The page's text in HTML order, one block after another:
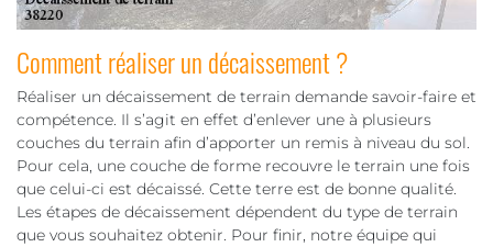
Comment réaliser un décaissement ?
Réaliser un décaissement de terrain demande savoir-faire et
compétence. Il s’agit en effet d’enlever une à plusieurs
couches du terrain afin d’apporter un remis à niveau du sol.
Pour cela, une couche de forme recouvre le terrain une fois
que celui-ci est décaissé. Cette terre est de bonne qualité.
Les étapes de décaissement dépendent du type de terrain
que vous souhaitez obtenir. Pour finir, notre équipe qui